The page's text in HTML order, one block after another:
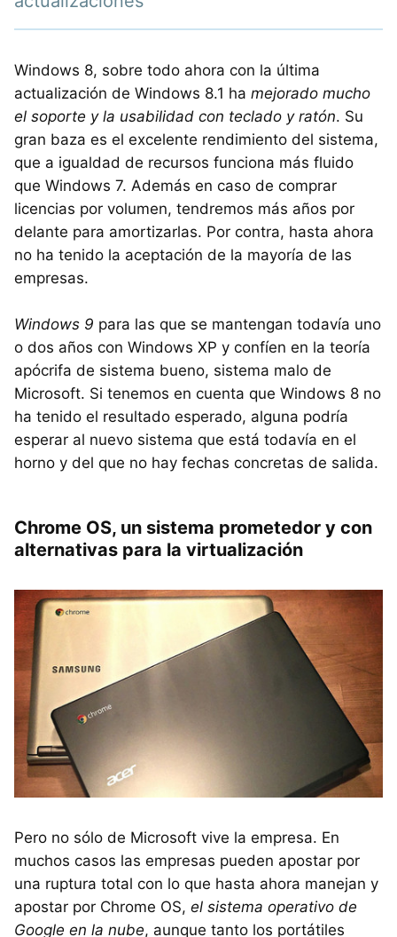
Windows 8, sobre todo ahora con la última
actualización de Windows 8.1 ha mejorado mucho
el soporte y la usabilidad con teclado y ratón. Su
gran baza es el excelente rendimiento del sistema,
que a igualdad de recursos funciona más fluido
que Windows 7. Además en caso de comprar
licencias por volumen, tendremos más años por
delante para amortizarlas. Por contra, hasta ahora
no ha tenido la aceptación de la mayoría de las
empresas.
Windows 9 para las que se mantengan todavía uno
o dos años con Windows XP y confíen en la teoría
apócrifa de sistema bueno, sistema malo de
Microsoft. Si tenemos en cuenta que Windows 8 no
ha tenido el resultado esperado, alguna podría
esperar al nuevo sistema que está todavía en el
horno y del que no hay fechas concretas de salida.
Chrome OS, un sistema prometedor y con
alternativas para la virtualización
Pero no sólo de Microsoft vive la empresa. En
muchos casos las empresas pueden apostar por
una ruptura total con lo que hasta ahora manejan y
apostar por Chrome OS, el sistema operativo de
Google en la nube, aunque tanto los portátiles